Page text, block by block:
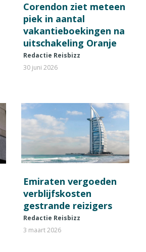
Corendon ziet meteen
piek in aantal
vakantieboekingen na
uitschakeling Oranje
Redactie Reisbizz
30 juni 2026
Emiraten vergoeden
verblijfskosten
gestrande reizigers
Redactie Reisbizz
3 maart 2026